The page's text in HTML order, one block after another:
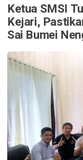
Ketua SMSI
Kejari,
Sai Bumei